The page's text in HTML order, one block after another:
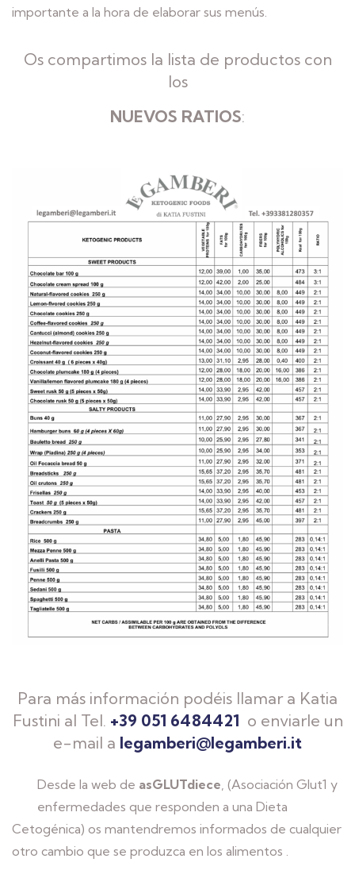
importante a la hora de elaborar sus menús.
Os compartimos la lista de productos con
los
NUEVOS RATIOS:
Para más información podéis llamar a Katia
Fustini al Tel. +39 051 6484421 o enviarle un
e-mail a legamberi@legamberi.it
Desde la web de asGLUTdiece , (Asociación Glut1 y
enfermedades que responden a una Dieta
Cetogénica) os mantendremos informados de cualquier
otro cambio que se produzca en los alimentos .